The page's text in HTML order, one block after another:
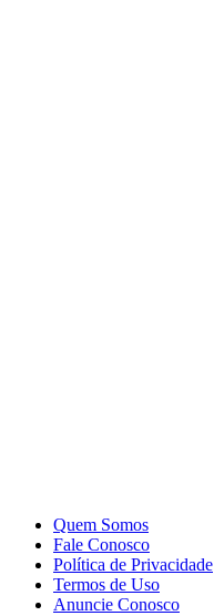
Quem Somos
Fale Conosco
Política de Privacidade
Termos de Uso
Anuncie Conosco